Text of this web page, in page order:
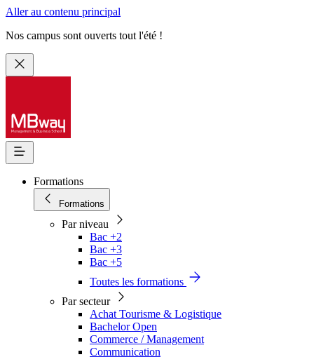
Aller au contenu principal
Nos campus sont ouverts tout l'été !
Formations
Formations
Par niveau
Bac +2
Bac +3
Bac +5
Toutes les formations
Par secteur
Achat Tourisme & Logistique
Bachelor Open
Commerce / Management
Communication